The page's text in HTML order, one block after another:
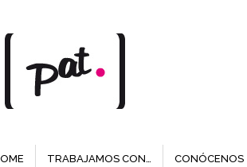
TRABAJAMOS CON… CONÓCENOS